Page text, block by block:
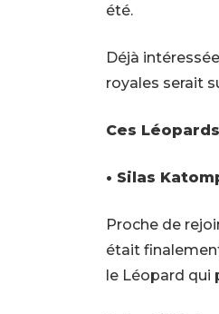
été.
Déjà
royales serait
Ces
• Silas
Proche de
était
le Léopard qui